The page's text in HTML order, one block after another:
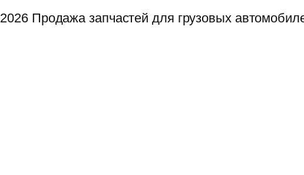
2026Продажа запчастей для грузовых